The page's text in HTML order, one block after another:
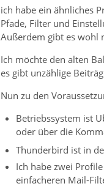
ich habe ein ähnliches
Pfade, Filter und
Außerdem gibt es wohl
Ich möchte den alten
es gibt unzählige
Nun zu den
Betriebssystem ist
oder über die
Thunderbird ist in
Ich habe zwei
einfacheren Mail-